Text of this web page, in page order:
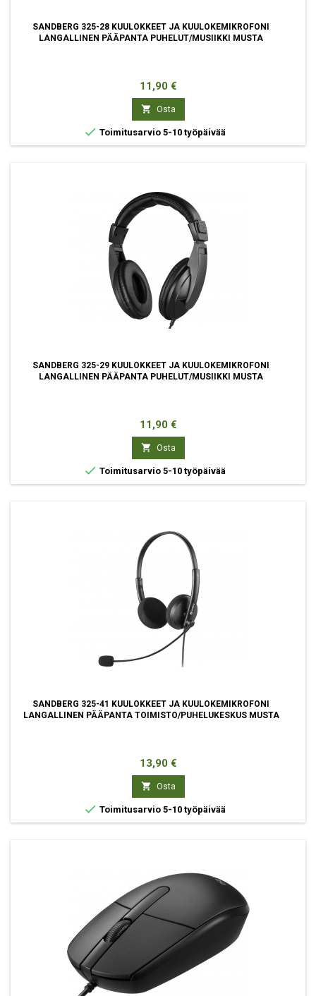
SANDBERG 325-28 KUULOKKEET JA KUULOKEMIKROFONI
LANGALLINEN PÄÄPANTA PUHELUT/MUSIIKKI MUSTA
Hinta
11,90 €
 Osta
 Toimitusarvio 5-10 työpäivää
SANDBERG 325-29 KUULOKKEET JA KUULOKEMIKROFONI
LANGALLINEN PÄÄPANTA PUHELUT/MUSIIKKI MUSTA
Hinta
11,90 €
 Osta
 Toimitusarvio 5-10 työpäivää
SANDBERG 325-41 KUULOKKEET JA KUULOKEMIKROFONI
LANGALLINEN PÄÄPANTA TOIMISTO/PUHELUKESKUS MUSTA
Hinta
13,90 €
 Osta
 Toimitusarvio 5-10 työpäivää